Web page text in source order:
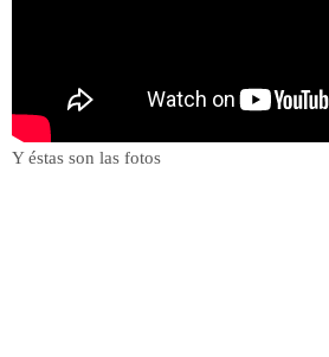
Y éstas son las fotos